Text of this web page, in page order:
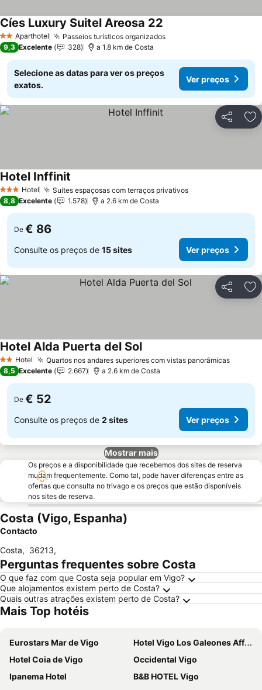
2 EstrelasAparthotel Passeios turísticos organizados
Cíes Luxury Suitel Areosa 22
9,3 Excelente 328 a 1.8 km de Costa
Selecione as datas para ver os preços
exatos.
Ver preços
Partilhar
3 EstrelasHotel Suítes espaçosas com terraços privativos
Hotel Inffinit
8,8 Excelente 1.578 a 2.6 km de Costa
De € 86
Consulte os preços de 15 sites Ver preços
Partilhar
2 Estrelas
Hotel Quartos nos andares superiores com vistas panorâmicas
Hotel Alda Puerta del Sol
8,5 Excelente 2.667 a 2.6 km de Costa
De € 52
Consulte os preços de 2 sites Ver preços
Mostrar mais
Os preços e a disponibilidade que recebemos dos sites de reserva
mudam frequentemente. Como tal, pode haver diferenças entre as
ofertas que consulta no trivago e os preços que estão disponíveis
nos sites de reserva.
Costa (Vigo, Espanha)
Contacto
Costa, 36213,
Perguntas frequentes sobre Costa
O que faz com que Costa seja popular em Vigo?
Que alojamentos existem perto de Costa?
Quais outras atrações existem perto de Costa?
Mais Top hotéis
Eurostars Mar de Vigo
Hotel Vigo Los Galeones Affiliated by Meliá
Hotel Coia de Vigo
Occidental Vigo
Ipanema Hotel
B&B HOTEL Vigo